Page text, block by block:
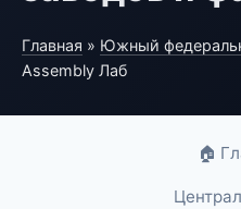
Главная » Южный
Assembly Лаб
🏠